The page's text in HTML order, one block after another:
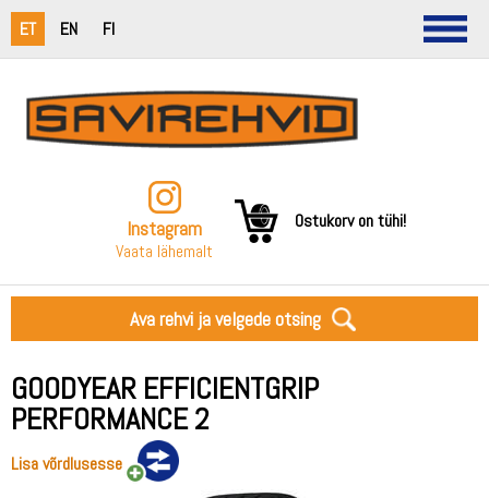
ET EN FI
Instagram
Vaata lähemalt
Ostukorv on tühi!
Ava rehvi ja velgede otsing
GOODYEAR EFFICIENTGRIP
PERFORMANCE 2
Lisa võrdlusesse